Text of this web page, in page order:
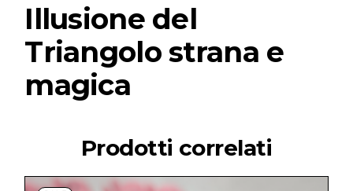
Illusione del
Triangolo strana e
magica
Prodotti correlati